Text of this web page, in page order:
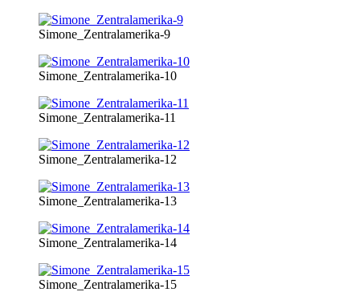
Simone_Zentralamerika-9
Simone_Zentralamerika-10
Simone_Zentralamerika-11
Simone_Zentralamerika-12
Simone_Zentralamerika-13
Simone_Zentralamerika-14
Simone_Zentralamerika-15